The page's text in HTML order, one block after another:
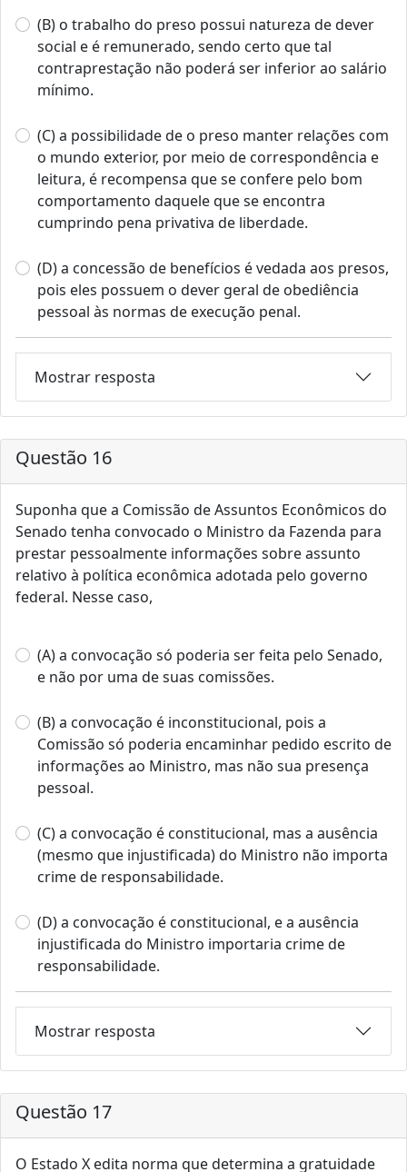
(B) o trabalho do preso possui natureza de dever
social e é remunerado, sendo certo que tal
contraprestação não poderá ser inferior ao salário
mínimo.
(C) a possibilidade de o preso manter relações com
o mundo exterior, por meio de correspondência e
leitura, é recompensa que se confere pelo bom
comportamento daquele que se encontra
cumprindo pena privativa de liberdade.
(D) a concessão de benefícios é vedada aos presos,
pois eles possuem o dever geral de obediência
pessoal às normas de execução penal.
Mostrar resposta
Questão 16
Suponha que a Comissão de Assuntos Econômicos do
Senado tenha convocado o Ministro da Fazenda para
prestar pessoalmente informações sobre assunto
relativo à política econômica adotada pelo governo
federal. Nesse caso,
(A) a convocação só poderia ser feita pelo Senado,
e não por uma de suas comissões.
(B) a convocação é inconstitucional, pois a
Comissão só poderia encaminhar pedido escrito de
informações ao Ministro, mas não sua presença
pessoal.
(C) a convocação é constitucional, mas a ausência
(mesmo que injustificada) do Ministro não importa
crime de responsabilidade.
(D) a convocação é constitucional, e a ausência
injustificada do Ministro importaria crime de
responsabilidade.
Mostrar resposta
Questão 17
O Estado X edita norma que determina a gratuidade